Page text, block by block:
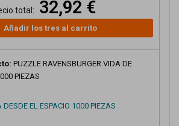
total: 32,92 €
Añadir los tres al carrito
PUZZLE RAVENSBURGER VIDA DE
PIEZAS
DESDE EL ESPACIO 1000 PIEZAS